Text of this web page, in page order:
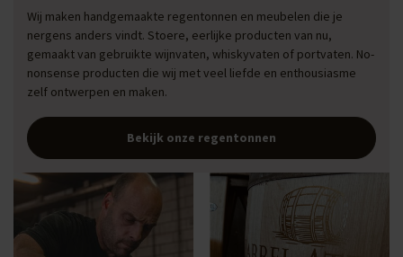
Wij maken handgemaakte regentonnen en meubelen die je
nergens anders vindt. Stoere, eerlijke producten van nu,
gemaakt van gebruikte wijnvaten, whiskyvaten of portvaten. No-
nonsense producten die wij met veel liefde en enthousiasme
zelf ontwerpen en maken.
Bekijk onze regentonnen